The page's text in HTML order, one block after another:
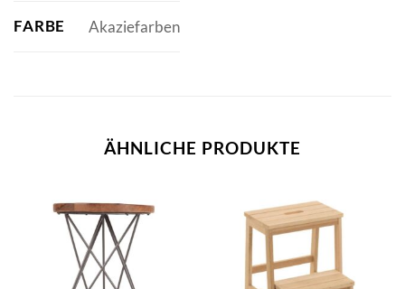
FARBE Akaziefarben
ÄHNLICHE PRODUKTE